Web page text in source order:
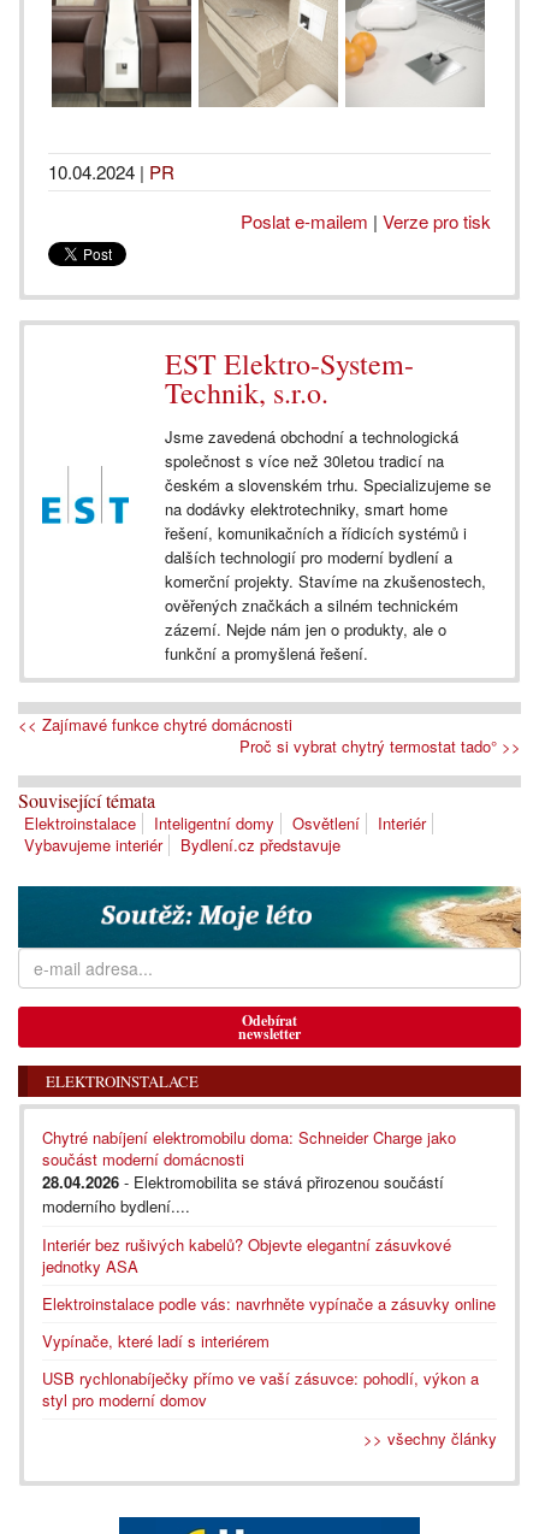
10.04.2024 | PR
Poslat e-mailem | Verze pro tisk
EST Elektro-System-
Technik, s.r.o.
Jsme zavedená obchodní a technologická
společnost s více než 30letou tradicí na
českém a slovenském trhu. Specializujeme se
na dodávky elektrotechniky, smart home
řešení, komunikačních a řídicích systémů i
dalších technologií pro moderní bydlení a
komerční projekty. Stavíme na zkušenostech,
ověřených značkách a silném technickém
zázemí. Nejde nám jen o produkty, ale o
funkční a promyšlená řešení.
<< Zajímavé funkce chytré domácnosti
Proč si vybrat chytrý termostat tado° >>
Související témata
Elektroinstalace Inteligentní domy Osvětlení
Interiér
Vybavujeme interiér
Bydlení.cz představuje
Odebírat
newsletter
ELEKTROINSTALACE
Chytré nabíjení elektromobilu doma: Schneider Charge jako
součást moderní domácnosti
28.04.2026 - Elektromobilita se stává přirozenou součástí
moderního bydlení....
Interiér bez rušivých kabelů? Objevte elegantní zásuvkové
jednotky ASA
Elektroinstalace podle vás: navrhněte vypínače a zásuvky online
Vypínače, které ladí s interiérem
USB rychlonabíječky přímo ve vaší zásuvce: pohodlí, výkon a
styl pro moderní domov
>> všechny články